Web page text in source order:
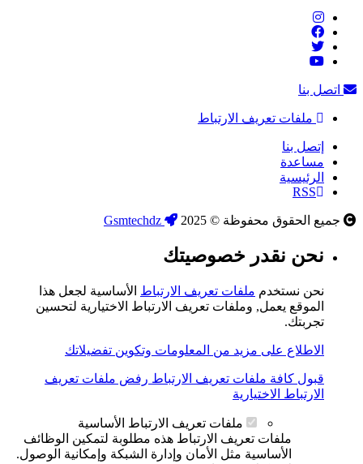
اتصل بنا
ملفات تعريف الارتباط
إتصل بنا
مساعدة
الرئيسية
RSS
جميع الحقوق محفوظة © 2025
نحن نقدر خصوصيتك
نحن نستخدم ملفات تعريف الارتباط الأساسية لجعل هذا
الموقع يعمل, وملفات تعريف الارتباط الاختيارية لتحسين
تجربتك.
الاطلاع على مزيد من المعلومات وتكوين تفضيلاتك
قبول كافة ملفات تعريف الارتباط رفض ملفات تعريف
الارتباط الاختيارية
ملفات تعريف الارتباط الأساسية
ملفات تعريف الارتباط هذه مطلوبة لتمكين الوظائف
الأساسية مثل الأمان وإدارة الشبكة وإمكانية الوصول.